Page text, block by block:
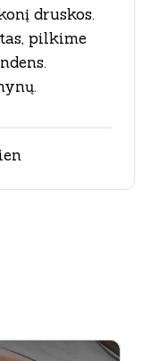
druskos.
pilkime